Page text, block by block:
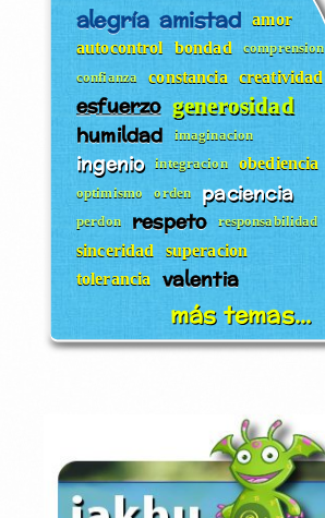
alegría amistad amor
autocontrol
bondad comprension
confianza constancia creatividad
esfuerzo generosidad
humildad imaginacion
ingenio integracion obediencia
optimismo orden paciencia
perdon respeto responsabilidad
sinceridad superacion
tolerancia valentia
más temas...